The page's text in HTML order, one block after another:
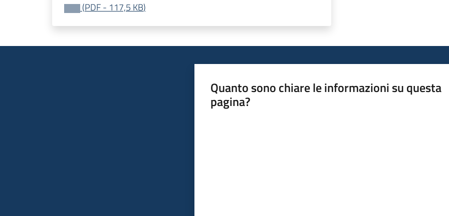
(PDF- 117,5 KB)
Quanto sono chiare le informazioni su questa
pagina?